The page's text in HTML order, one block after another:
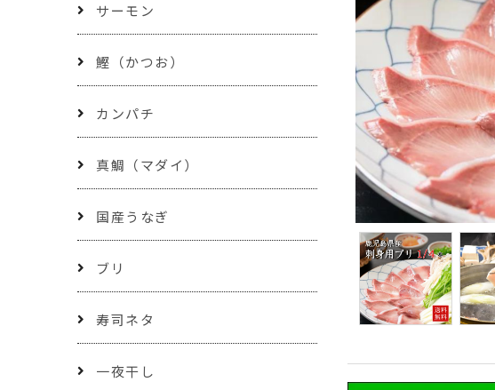
サーモン
鰹（かつお）
カンパチ
真鯛（マダイ）
国産うなぎ
ブリ
寿司ネタ
一夜干し